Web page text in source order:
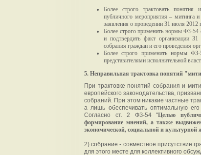
Более строго трактовать понятия
публичного мероприятия – митинга
заявления о проведении 31 июля 2012
Более строго применить нормы ФЗ-54
и подтвердить факт организации
собрания граждан и его проведения
Более строго применить нормы
представителями исполнительной
5. Неправильная трактовка понятий
При трактовке понятий собрания и
европейского законодательства,
собраний. При этом никакие частные
а лишь обеспечивать оптимальную
Согласно ст. 2 ФЗ-54 "Целью
формирование мнений, а также
экономической, социальной и
2) собрание - совместное присутствие
для этого месте для коллективного